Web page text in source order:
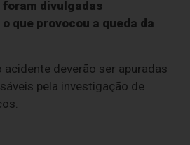
foram divulgadas
que provocou a queda da
deverão ser apuradas
pela investigação de